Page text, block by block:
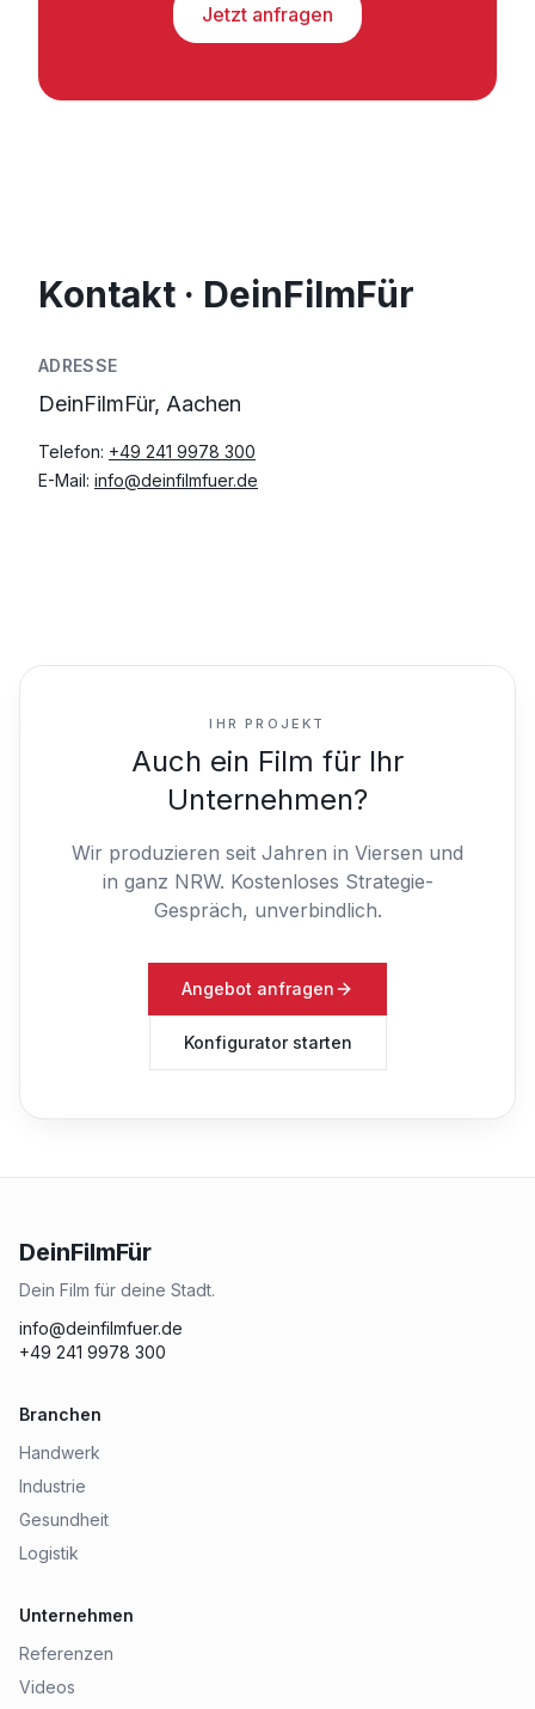
Jetzt anfragen
Kontakt · DeinFilmFür
ADRESSE
DeinFilmFür, Aachen
Telefon: +49 241 9978 300
E-Mail: info@deinfilmfuer.de
IHR PROJEKT
Auch ein Film für Ihr
Unternehmen?
Wir produzieren seit Jahren in Viersen und
in ganz NRW. Kostenloses Strategie-
Gespräch, unverbindlich.
Angebot anfragen
Konfigurator starten
DeinFilmFür
Dein Film für deine Stadt.
info@deinfilmfuer.de
+49 241 9978 300
Branchen
Handwerk
Industrie
Gesundheit
Logistik
Unternehmen
Referenzen
Videos